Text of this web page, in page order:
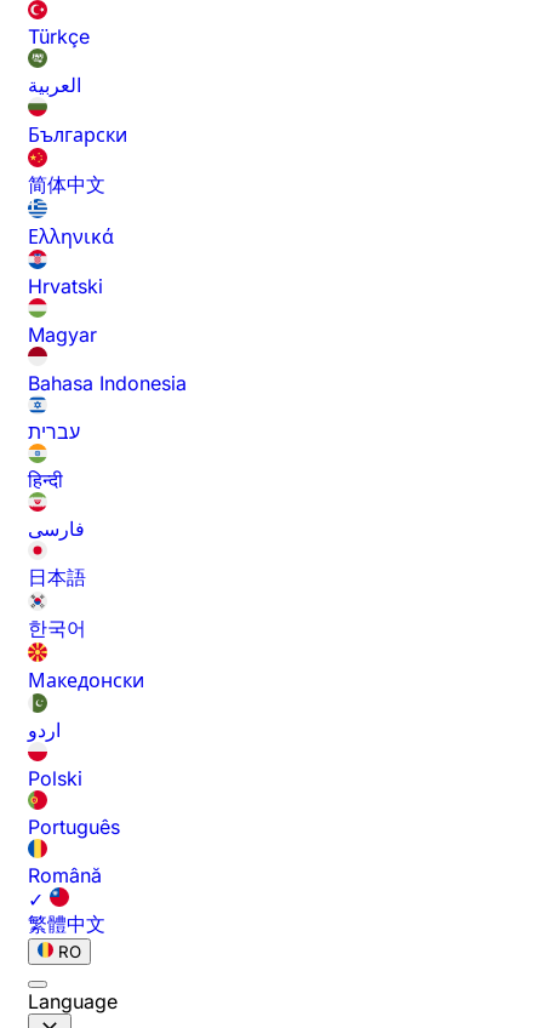
Türkçe
العربية
Български
简体中文
Ελληνικά
Hrvatski
Magyar
Bahasa Indonesia
עברית
हिन्दी
فارسی
日本語
한국어
Македонски
اردو
Polski
Português
Română
✓
繁體中文
RO
Language